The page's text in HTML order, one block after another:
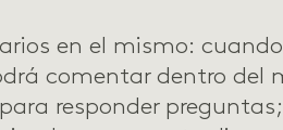
en el mismo:
comentar dentro del
responder preguntas;